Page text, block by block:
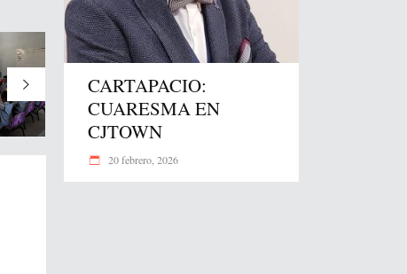
CARTAPACIO:
CUARESMA EN
CJTOWN
20 febrero, 2026